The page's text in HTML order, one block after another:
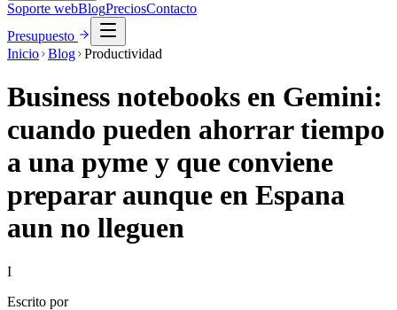
Soporte webBlogPreciosContacto
Presupuesto
Inicio Blog Productividad
Business notebooks en Gemini:
cuando pueden ahorrar tiempo
a una pyme y que conviene
preparar aunque en Espana
aun no lleguen
I
Escrito por